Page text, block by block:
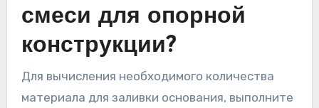
смеси для опорной
конструкции?
Для вычисления необходимого количества
материала для заливки основания, выполните